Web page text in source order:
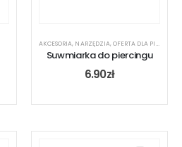
AKCESORIA, NARZĘDZIA, OFERTA DLA PIERCERA
Suwmiarka do piercingu
6.90zł